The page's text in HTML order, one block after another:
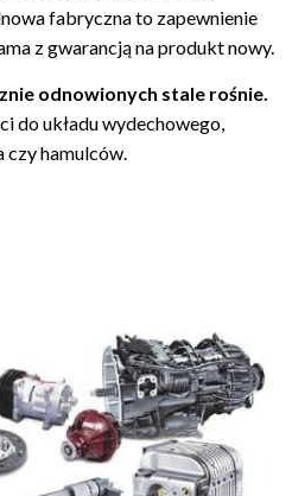
fabryczna to zapewnienie
z gwarancją na produkt nowy.
odnowionych stale rośnie.
do układu wydechowego,
czy hamulców.